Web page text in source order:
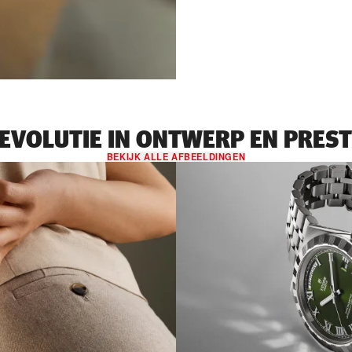
IN ONTWERP EN
BEKIJK ALLE AFBEELDINGEN